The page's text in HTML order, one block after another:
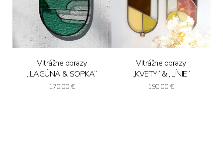
Vitrážne obrazy
„LAGÚNA & SOPKA“
170,00€
Vitrážne obrazy
„KVETY“ & „LÍNIE“
190,00€